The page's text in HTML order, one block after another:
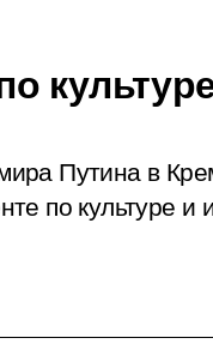
Путина в
по культуре и